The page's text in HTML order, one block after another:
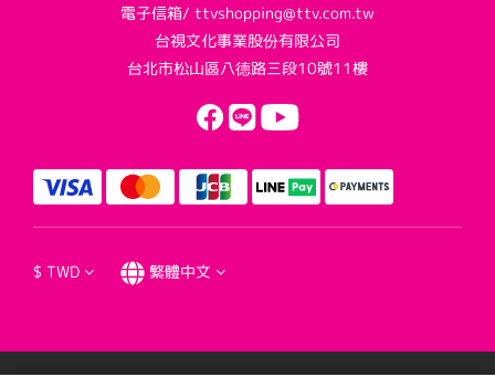
電子信箱/ ttvshopping@ttv.com.tw
台視文化事業股份有限公司
台北市松山區八德路三段10號11樓
$ TWD 繁體中文